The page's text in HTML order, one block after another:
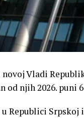
Vladi
od njih 2026. puni
Republici